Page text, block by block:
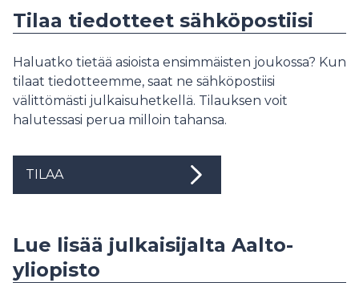
Tilaa tiedotteet sähköpostiisi
Haluatko tietää asioista ensimmäisten joukossa? Kun
tilaat tiedotteemme, saat ne sähköpostiisi
välittömästi julkaisuhetkellä. Tilauksen voit
halutessasi perua milloin tahansa.
TILAA
Lue lisää julkaisijalta Aalto-
yliopisto